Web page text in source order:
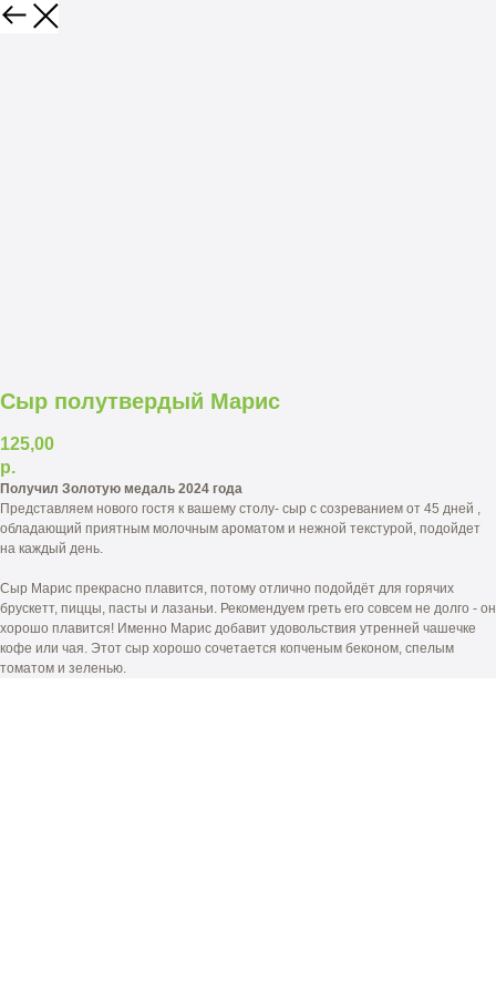
Сыр полутвердый Марис
125,00
р.
Получил Золотую медаль 2024 года
Представляем нового гостя к вашему столу- сыр с созреванием от 45 дней ,
обладающий приятным молочным ароматом и нежной текстурой, подойдет
на каждый день.
Сыр Марис прекрасно плавится, потому отлично подойдёт для горячих
брускетт, пиццы, пасты и лазаньи. Рекомендуем греть его совсем не долго - он
хорошо плавится! Именно Марис добавит удовольствия утренней чашечке
кофе или чая. Этот сыр хорошо сочетается копченым беконом, спелым
томатом и зеленью.